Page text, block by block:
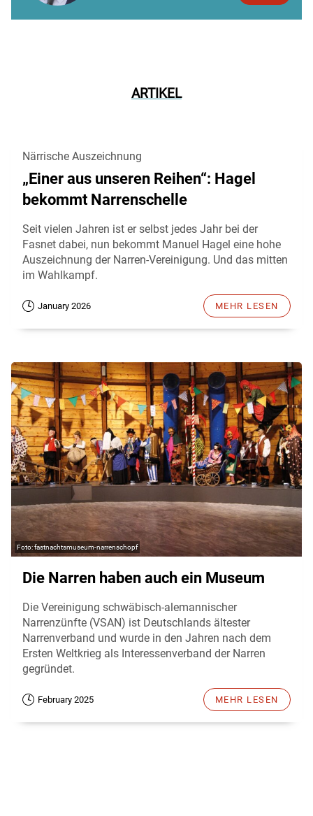
ARTIKEL
Närrische Auszeichnung
„Einer aus unseren Reihen“: Hagel
bekommt Narrenschelle
Seit vielen Jahren ist er selbst jedes Jahr bei der
Fasnet dabei, nun bekommt Manuel Hagel eine hohe
Auszeichnung der Narren-Vereinigung. Und das mitten
im Wahlkampf.
January 2026 MEHR LESEN
fastnachtsmuseum-narrenschopf
Die Narren haben auch ein Museum
Die Vereinigung schwäbisch-alemannischer
Narrenzünfte (VSAN) ist Deutschlands ältester
Narrenverband und wurde in den Jahren nach dem
Ersten Weltkrieg als Interessenverband der Narren
gegründet.
February 2025 MEHR LESEN